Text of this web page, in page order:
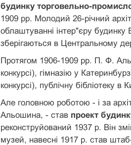
будинку торговельно-
1909 рр. Молодий 26-річний
облаштуванні інтер"єру
зберігаються в Центральному
Протягом 1906-1909 рр. П. Ф.
конкурсі), гімназію у
конкурсі), публічну бібліотеку в
Але головною роботою - і за
Альошина, - став проект
реконструйований 1937 р. Він
музей, навесні 1917 р. став